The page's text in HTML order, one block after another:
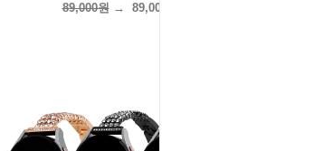
89,000원→ 89,000원